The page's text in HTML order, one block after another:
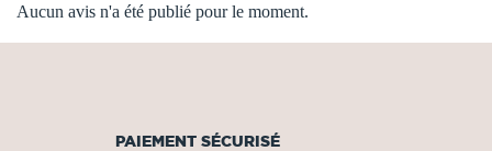
Aucun avis n'a été publié pour le moment.
PAIEMENT SÉCURISÉ